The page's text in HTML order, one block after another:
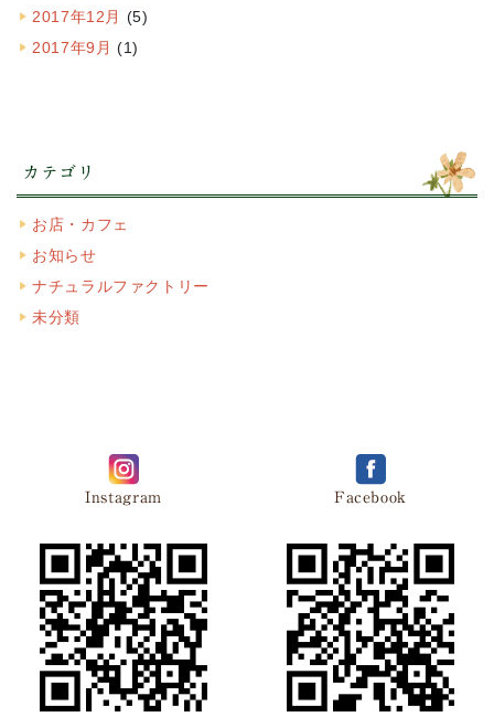
2017年12月 (5)
2017年9月 (1)
カテゴリ
お店・カフェ
お知らせ
ナチュラルファクトリー
未分類
Instagram Facebook